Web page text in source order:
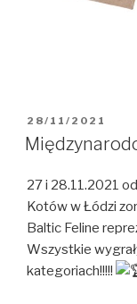
OPUBLIKOWANE
W
28/11/2021
27 i 28.11.2021
Kotów w Łódzi
Baltic Feline
Wszystkie
kategoriach!!!!!